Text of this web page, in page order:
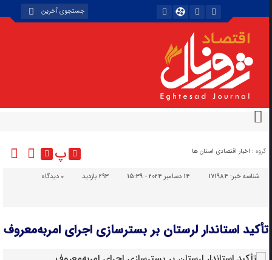
گروه : اخبار اقتصادی استان ها پ
شناسه خبر:171984 14 دسامبر 2024 - 15:39 293 بازدید دیدگاه
تأکید استاندار لرستان بر بسترسازی اجرای امربه‌معروف